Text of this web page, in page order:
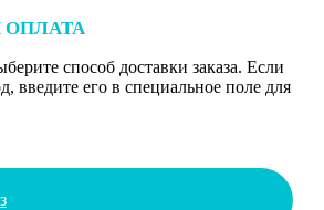
ОПЛАТА
способ доставки заказа. Если
введите его в специальное поле для